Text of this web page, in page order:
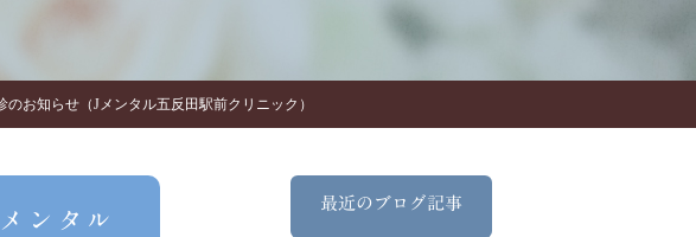
のお知らせ（Jメンタル五反田駅前クリニック）
ンタル
最近のブログ記事